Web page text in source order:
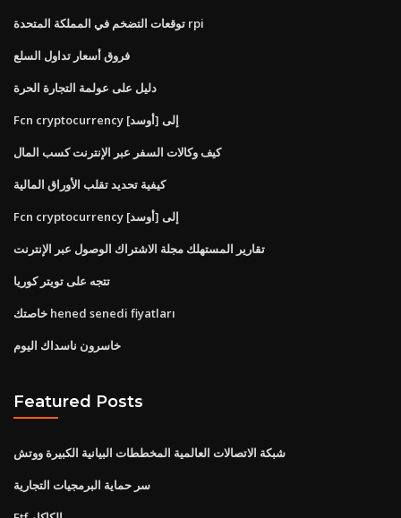
توقعات التضخم في المملكة المتحدة rpi
فروق أسعار تداول السلع
دليل على عولمة التجارة الحرة
Fcn cryptocurrency إلى [أوسد]
كيف وكالات السفر عبر الإنترنت كسب المال
كيفية تحديد تقلب الأوراق المالية
Fcn cryptocurrency إلى [أوسد]
تقارير المستهلك مجلة الاشتراك الوصول عبر الإنترنت
تتجه على تويتر كوريا
خاصتك hened senedi fiyatları
خاسرون ناسداك اليوم
Featured Posts
شبكة الاتصالات العالمية المخططات البيانية الكبيرة ووتش
سر حماية البرمجيات التجارية